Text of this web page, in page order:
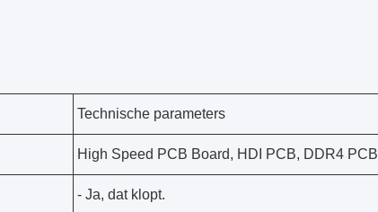
Technische parameters
High Speed PCB Board, HDI PCB, DDR4 PCB
- Ja, dat klopt.